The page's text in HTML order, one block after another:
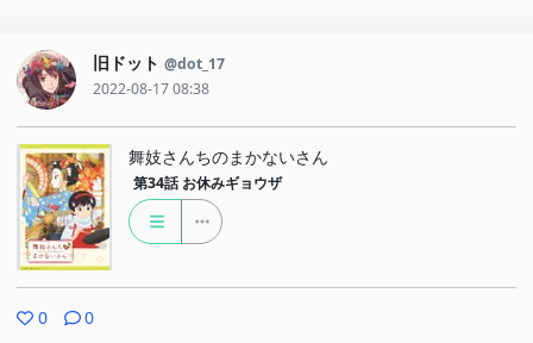
旧ドット @dot_17
2022-08-17 08:38
舞妓さんちのまかないさん
第34話 お休みギョウザ
0 0